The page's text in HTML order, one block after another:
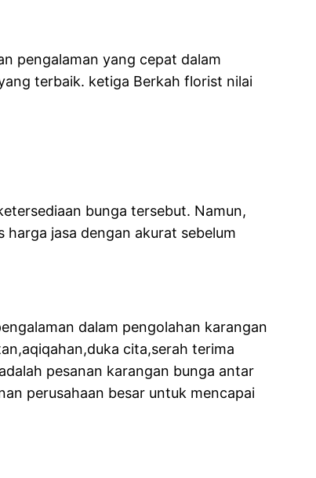
pengalaman yang cepat dalam
terbaik. ketiga Berkah florist nilai
bunga tersebut. Namun,
harga jasa dengan akurat sebelum
dalam pengolahan karangan
cita,serah terima
pesanan karangan bunga antar
perusahaan besar untuk mencapai